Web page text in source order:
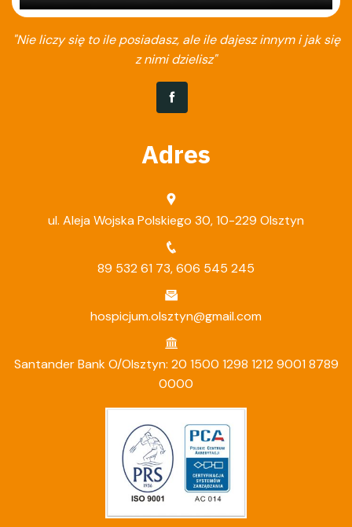
"Nie liczy się to ile posiadasz, ale ile dajesz innym i jak się
z nimi dzielisz"
Adres
ul. Aleja Wojska Polskiego 30, 10-229 Olsztyn
89 532 61 73,606 545 245
hospicjum.olsztyn@gmail.com
Santander Bank O/Olsztyn: 20 1500 1298 1212 9001 8789
0000